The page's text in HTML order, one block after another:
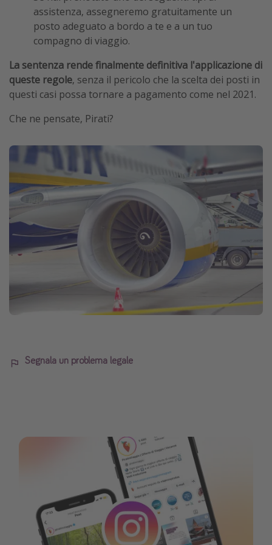
assistenza, assegneremo gratuitamente un
posto adeguato a bordo a te e a un tuo
compagno di viaggio.
La sentenza rende finalmente definitiva l'applicazione di
queste regole, senza il pericolo che la scelta dei posti in
questi casi possa tornare a pagamento come nel 2021.
Che ne pensate, Pirati?
Segnala un problema legale